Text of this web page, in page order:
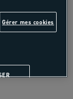
Gérer mes cookies